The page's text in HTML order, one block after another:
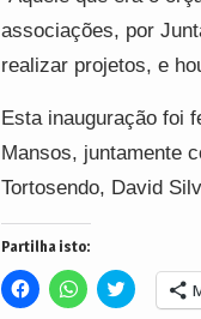
associações, por
realizar projetos, e
Esta inauguração foi
Mansos, juntamente
Tortosendo, David
Partilha isto:
Click
to
Click
to
Click
to